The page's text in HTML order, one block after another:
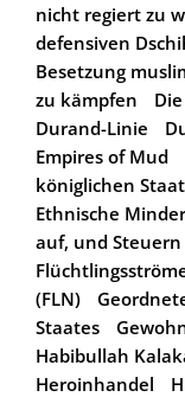
nicht regiert zu
defensiven
Besetzung
zu kämpfen
Durand-Linie
Empires of Mud
königlichen
Ethnische
auf, und
(FLN)
Staates
Habibullah
Heroinhandel